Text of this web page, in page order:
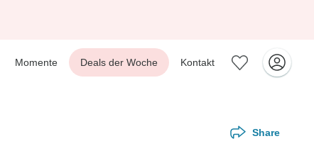
Momente Deals der Woche Kontakt
Share